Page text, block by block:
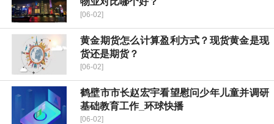
[06-02]
黄金期货怎么计算盈利方式？现货黄金是现
货还是期货？
[06-02]
鹤壁市市长赵宏宇看望慰问少年儿童并调研
基础教育工作_环球快播
[06-02]